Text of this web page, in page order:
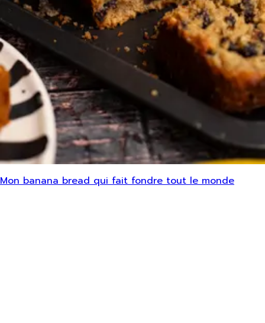
Mon banana bread qui fait fondre tout le monde